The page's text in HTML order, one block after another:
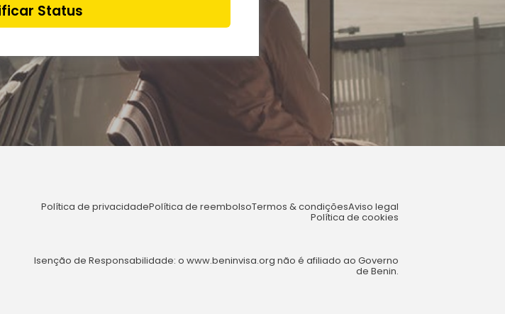
Status
Política de privacidadePolítica de reembolsoTermos & condiçõesAviso legal
Política de cookies
Isenção de Responsabilidade: o www.beninvisa.org não é afiliado ao Governo
de Benin.